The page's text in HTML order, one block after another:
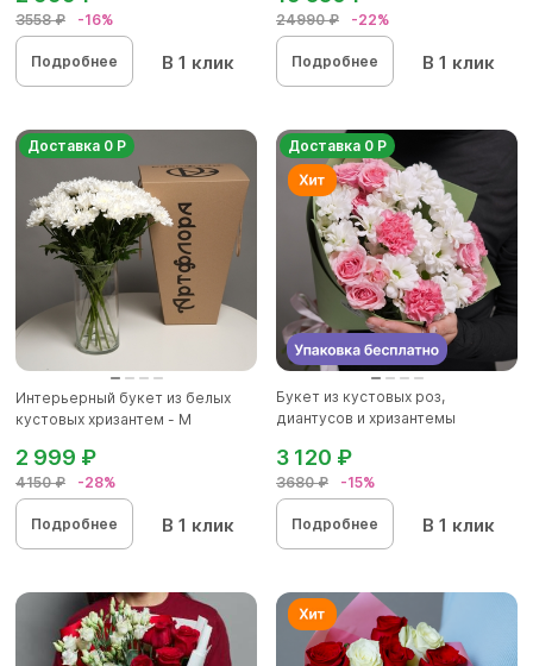
3558 ₽ -16%
Подробнее В 1 клик
24990 ₽ -22%
Подробнее В 1 клик
Доставка 0 Р
Интерьерный букет из белых
кустовых хризантем - M
4150 ₽ -28%
2 999 ₽
Подробнее В 1 клик
Доставка 0 Р
Букет из кустовых роз,
диантусов и хризантемы
3680 ₽ -15%
3 120 ₽
Подробнее В 1 клик